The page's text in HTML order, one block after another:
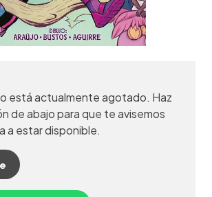
está actualmente agotado. Haz
de abajo para que te avisemos
a estar disponible.